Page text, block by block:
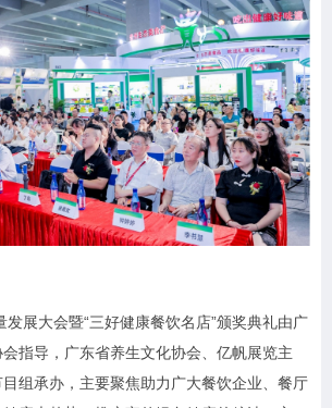
展大会暨“三好健康餐饮名店”颁奖典礼由广
指导，广东省养生文化协会、亿帆展览主
组承办，主要聚焦助力广大餐饮企业、餐厅